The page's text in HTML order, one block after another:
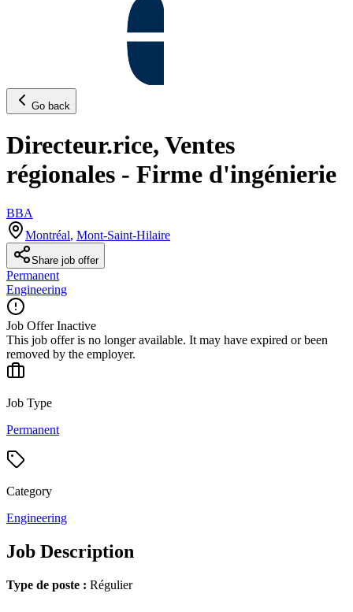
Go back
Directeur.rice, Ventes
régionales - Firme d'ingénierie
BBA
Montréal, Mont-Saint-Hilaire
Share job offer
Permanent
Engineering
Job Offer Inactive
This job offer is no longer available. It may have expired or been
removed by the employer.
Job Type
Permanent
Category
Engineering
Job Description
Type de poste : Régulier